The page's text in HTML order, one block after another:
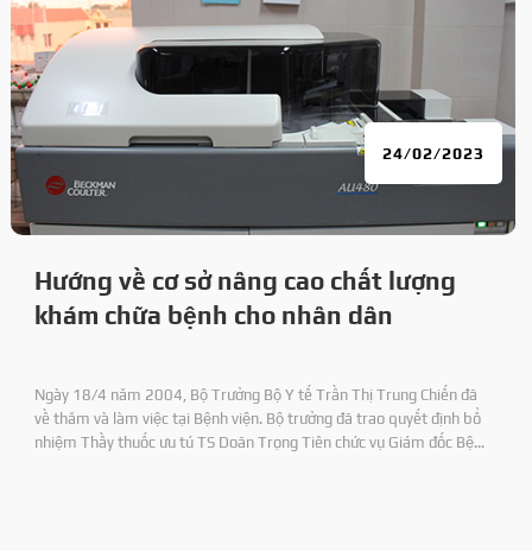
Hướng về cơ sở nâng cao chất lượng
khám chữa bệnh cho nhân dân
24/02/2023
Ngày 18/4 năm 2004, Bộ Trưởng Bộ Y tế Trần Thị Trung Chiến đã
về thăm và làm việc tại Bệnh viện. Bộ trưởng đã trao quyết định bổ
nhiệm Thầy thuốc ưu tú TS Doãn Trọng Tiên chức vụ Giám đốc Bệnh